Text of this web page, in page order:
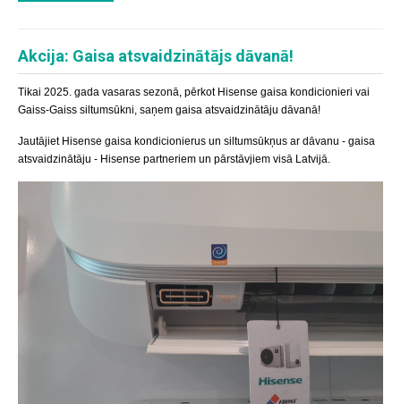
Akcija: Gaisa atsvaidzinātājs dāvanā!
Tikai 2025. gada vasaras sezonā, pērkot Hisense gaisa kondicionieri vai
Gaiss-Gaiss siltumsūkni, saņem gaisa atsvaidzinātāju dāvanā!
Jautājiet Hisense gaisa kondicionierus un siltumsūkņus ar dāvanu - gaisa
atsvaidzinātāju - Hisense partneriem un pārstāvjiem visā Latvijā.